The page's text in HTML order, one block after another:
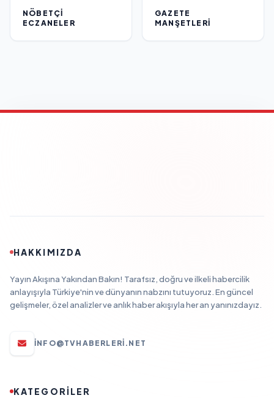
NÖBETÇI
ECZANELER
GAZETE
MANŞETLERI
HAKKIMIZDA
Yayın Akışına Yakından Bakın! Tarafsız, doğru ve ilkeli habercilik
anlayışıyla Türkiye'nin ve dünyanın nabzını tutuyoruz. En güncel
gelişmeler, özel analizler ve anlık haber akışıyla her an yanınızdayız.
INFO@TVHABERLERI.NET
KATEGORİLER